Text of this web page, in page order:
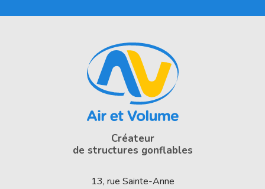
Créateur
de structures gonflables
13, rue Sainte-Anne